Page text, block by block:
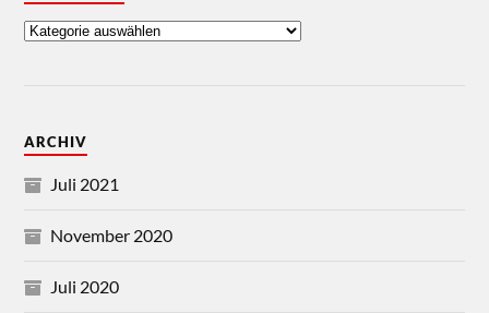
ARCHIV
Juli 2021
November 2020
Juli 2020